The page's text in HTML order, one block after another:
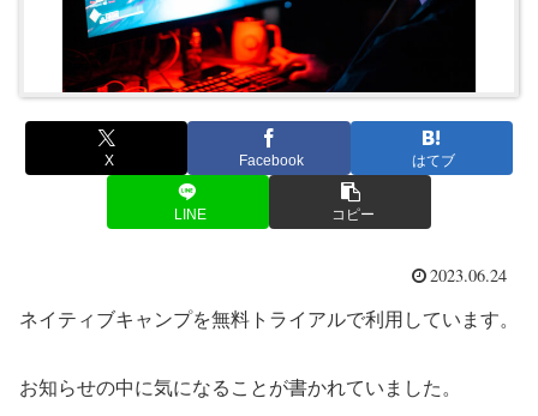
X Facebook はてブ
LINE コピー
2023.06.24
ネイティブキャンプを無料トライアルで利用しています。
お知らせの中に気になることが書かれていました。